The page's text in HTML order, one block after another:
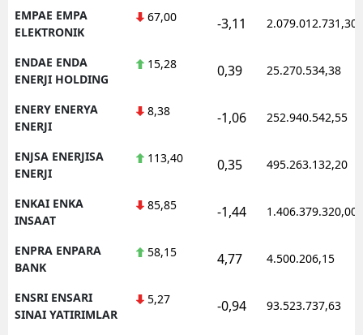
EMPAE EMPA
ELEKTRONIK
67,00 -3,11 2.079.012.731,30
ENDAE ENDA
ENERJI HOLDING
15,28 0,39 25.270.534,38
ENERY ENERYA
ENERJI
8,38 -1,06 252.940.542,55
ENJSA ENERJISA
ENERJI
113,40 0,35 495.263.132,20
ENKAI ENKA
INSAAT
85,85 -1,44 1.406.379.320,00
ENPRA ENPARA
BANK
58,15 4,77 4.500.206,15
ENSRI ENSARI
SINAI YATIRIMLAR
5,27 -0,94 93.523.737,63